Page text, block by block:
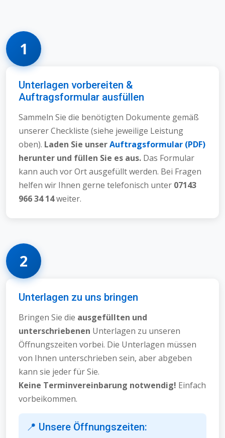
1
Unterlagen vorbereiten &
Auftragsformular ausfüllen
Sammeln Sie die benötigten Dokumente gemäß
unserer Checkliste (siehe jeweilige Leistung
oben). Laden Sie unserAuftragsformular (PDF)
herunter und füllen Sie es aus. Das Formular
kann auch vor Ort ausgefüllt werden. Bei Fragen
helfen wir Ihnen gerne telefonisch unter 07143
966 34 14weiter.
2
Unterlagen zu uns bringen
Bringen Sie die ausgefüllten und
unterschriebenen Unterlagen zu unseren
Öffnungszeiten vorbei. Die Unterlagen müssen
von Ihnen unterschrieben sein, aber abgeben
kann sie jeder für Sie.
Keine Terminvereinbarung notwendig! Einfach
vorbeikommen.
📍 Unsere Öffnungszeiten: